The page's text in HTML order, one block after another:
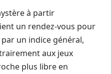
à partir
un rendez-vous pour
un indice général,
aux jeux
plus libre en